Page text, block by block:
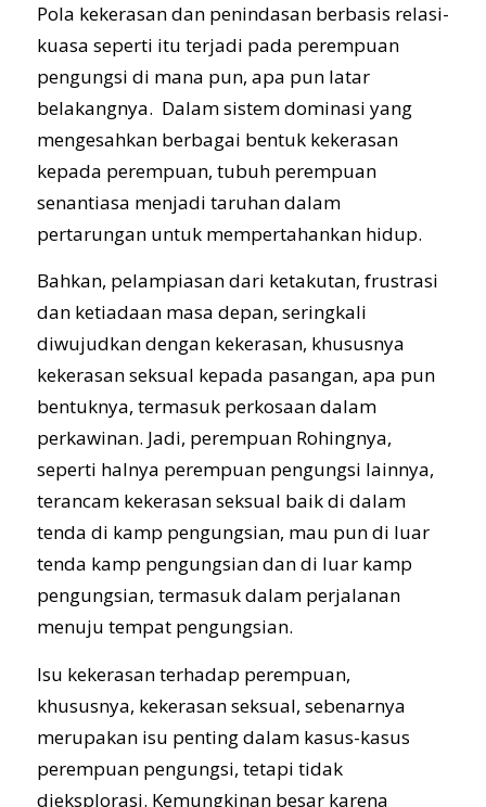
Pola kekerasan dan penindasan berbasis relasi-
kuasa seperti itu terjadi pada perempuan
pengungsi di mana pun, apa pun latar
belakangnya. Dalam sistem dominasi yang
mengesahkan berbagai bentuk kekerasan
kepada perempuan, tubuh perempuan
senantiasa menjadi taruhan dalam
pertarungan untuk mempertahankan hidup.
Bahkan, pelampiasan dari ketakutan, frustrasi
dan ketiadaan masa depan, seringkali
diwujudkan dengan kekerasan, khususnya
kekerasan seksual kepada pasangan, apa pun
bentuknya, termasuk perkosaan dalam
perkawinan. Jadi, perempuan Rohingnya,
seperti halnya perempuan pengungsi lainnya,
terancam kekerasan seksual baik di dalam
tenda di kamp pengungsian, mau pun di luar
tenda kamp pengungsian dan di luar kamp
pengungsian, termasuk dalam perjalanan
menuju tempat pengungsian.
Isu kekerasan terhadap perempuan,
khususnya, kekerasan seksual, sebenarnya
merupakan isu penting dalam kasus-kasus
perempuan pengungsi, tetapi tidak
dieksplorasi. Kemungkinan besar karena